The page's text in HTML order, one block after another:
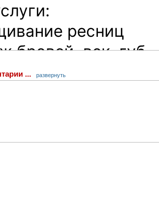
ресниц
бровей, век, губ
... развернуть